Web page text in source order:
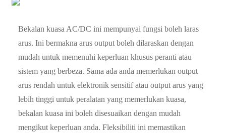
Bekalan kuasa AC/DC ini mempunyai fungsi boleh laras
arus. Ini bermakna arus output boleh dilaraskan dengan
mudah untuk memenuhi keperluan khusus peranti atau
sistem yang berbeza. Sama ada anda memerlukan output
arus rendah untuk elektronik sensitif atau output arus yang
lebih tinggi untuk peralatan yang memerlukan kuasa,
bekalan kuasa ini boleh disesuaikan dengan mudah
mengikut keperluan anda. Fleksibiliti ini memastikan